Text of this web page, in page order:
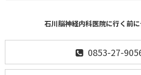
石川脳神経内科医院に行く前に
0853-27-